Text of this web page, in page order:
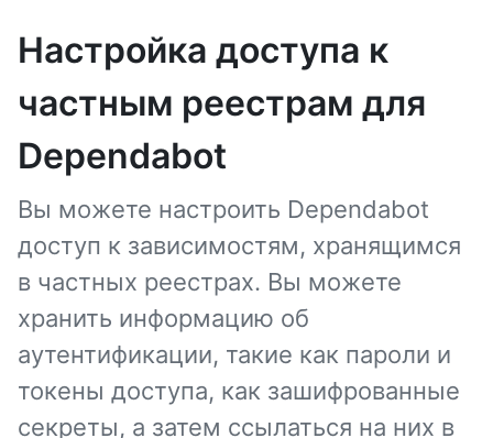
Настройка доступа к
частным реестрам для
Dependabot
Вы можете настроить Dependabot
доступ к зависимостям, хранящимся
в частных реестрах. Вы можете
хранить информацию об
аутентификации, такие как пароли и
токены доступа, как зашифрованные
секреты, а затем ссылаться на них в